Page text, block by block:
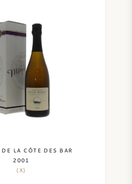
LA CÔTE DES BAR
2001
(X)